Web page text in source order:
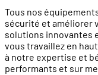
Tous nos
sécurité et améliorer
solutions innovantes
vous travaillez en
à notre expertise et
performants et sur